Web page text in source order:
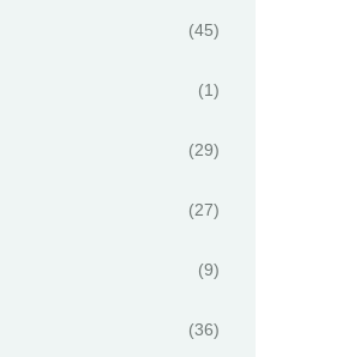
(45)
(1)
(29)
(27)
(9)
(36)